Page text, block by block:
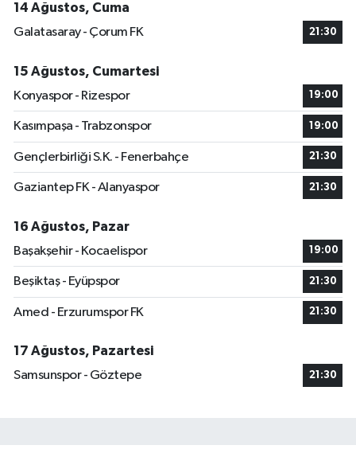
14 Ağustos, Cuma
Galatasaray - Çorum FK
21:30
15 Ağustos, Cumartesi
Konyaspor - Rizespor
19:00
Kasımpaşa - Trabzonspor 19:00
Gençlerbirliği S.K. - Fenerbahçe 21:30
Gaziantep FK - Alanyaspor 21:30
16 Ağustos, Pazar
Başakşehir - Kocaelispor
19:00
Beşiktaş - Eyüpspor 21:30
Amed - Erzurumspor FK 21:30
17 Ağustos, Pazartesi
Samsunspor - Göztepe
21:30